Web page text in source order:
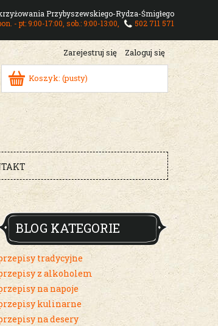
Przybyszewskiego-Rydza-Śmigłego
- pt: 9:00-17:00, sob.: 9:00-13:00,
502 711 571
Zarejestruj się Zaloguj się
Koszyk: (pusty)
BLOG KATEGORIE
tradycyjne
z alkoholem
na napoje
kulinarne
na desery